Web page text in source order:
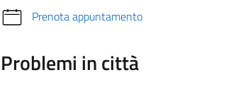
Prenota appuntamento
Problemi in città